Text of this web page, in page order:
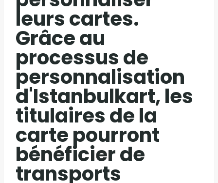
leurs cartes.
Grâce au
processus de
personnalisation
d'Istanbulkart, les
titulaires de la
carte pourront
bénéficier de
transports